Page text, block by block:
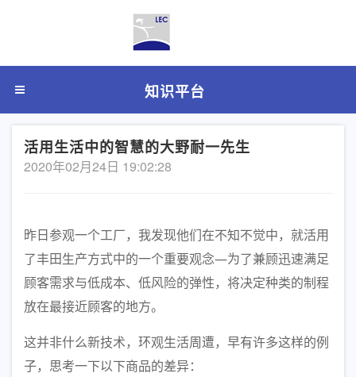
知识平台
活用生活中的智慧的大野耐一先生
2020年02月24日 19:02:28
昨日参观一个工厂，我发现他们在不知不觉中，就活用
了丰田生产方式中的一个重要观念—为了兼顾迅速满足
顾客需求与低成本、低风险的弹性，将决定种类的制程
放在最接近顾客的地方。
这并非什么新技术，环观生活周遭，早有许多这样的例
子，思考一下以下商品的差异：